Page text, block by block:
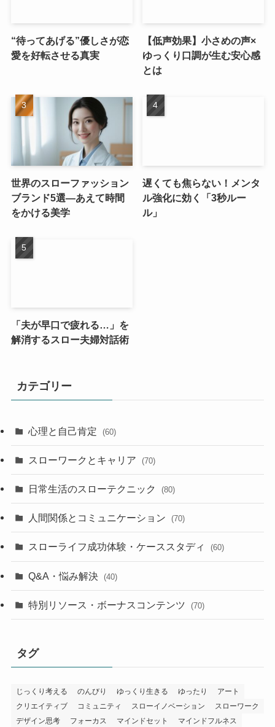
“待ってあげる”優しさが恋
愛を好転させる真実
【低声効果】小さめの声×
ゆっくり口調が生む安心感
とは
世界のスローファッション
ブランド5選—あえて時間
をかける美学
遅くても焦らない！メンタ
ル強化に効く「3秒ルー
ル」
「夫が早口で疲れる…」を
解消するスロー夫婦対話術
カテゴリー
心理と自己肯定 (60)
スローワークとキャリア (70)
日常生活のスローテクニック (80)
人間関係とコミュニケーション (70)
スローライフ成功体験・ケーススタディ (60)
Q&A・悩み解決 (40)
特別リソース・ボーナスコンテンツ (70)
タグ
じっくり考える のんびり ゆっくり生きる ゆったり
アート
クリエイティブ
コミュニティ スローイノベーション
スローワーク
デザイン思考
フォーカス マインドセット マインドフルネス